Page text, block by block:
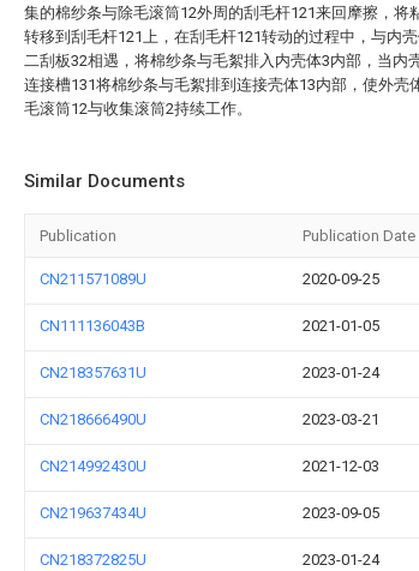
集的棉纱条与除毛滚筒12外周的刮毛杆121来回摩擦，将
转移到刮毛杆121上，在刮毛杆121转动的过程中，与内
二刮板32相遇，将棉纱条与毛絮排入内壳体3内部，当内
连接槽131将棉纱条与毛絮排到连接壳体13内部，使外壳
毛滚筒12与收集滚筒2持续工作。
Similar Documents
Publication Publication Date
CN211571089U 2020-09-25
CN111136043B 2021-01-05
CN218357631U 2023-01-24
CN218666490U 2023-03-21
CN214992430U 2021-12-03
CN219637434U 2023-09-05
CN218372825U 2023-01-24